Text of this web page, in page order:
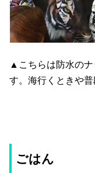
▲こちらは防水のナ
す。海行くときや
ごはん